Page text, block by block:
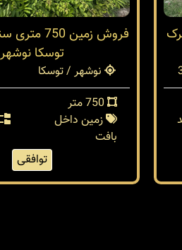
فروش زمین
توسکا نوشهر
نوشهر / توسکا
زمین داخل
بافت
توافقی